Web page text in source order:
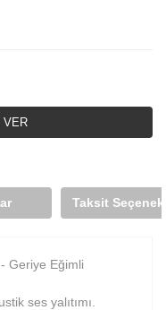
VER
Taksit
Geriye Eğimli
ses yalıtımı.